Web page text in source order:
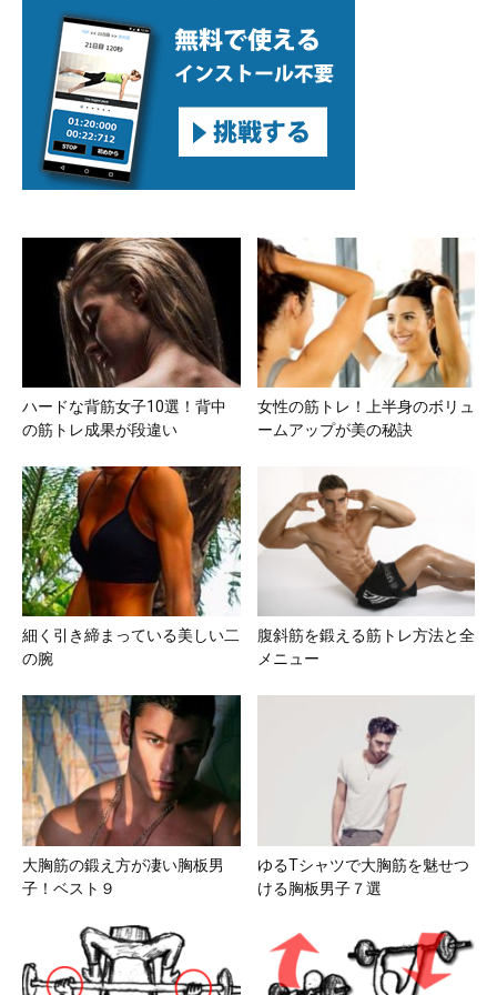
ハードな背筋女子10選！背中
の筋トレ成果が段違い
女性の筋トレ！上半身のボリュ
ームアップが美の秘訣
細く引き締まっている美しい二
の腕
腹斜筋を鍛える筋トレ方法と全
メニュー
大胸筋の鍛え方が凄い胸板男
子！ベスト９
ゆるTシャツで大胸筋を魅せつ
ける胸板男子７選